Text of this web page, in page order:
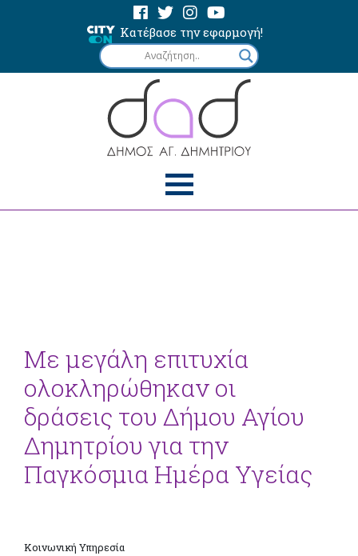
Κατέβασε την εφαρμογή!
Με μεγάλη επιτυχία
ολοκληρώθηκαν οι
δράσεις του Δήμου Αγίου
Δημητρίου για την
Παγκόσμια Ημέρα Υγείας
Κοινωνική Υπηρεσία